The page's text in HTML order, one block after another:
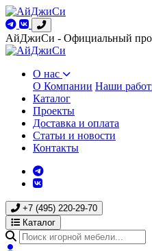
АйДжиСи - Официальный
О нас
О Компании Наши
Каталог
Проекты
Доставка и оплата
Статьи и новости
Контакты
+7 (495) 220-29-70
Каталог